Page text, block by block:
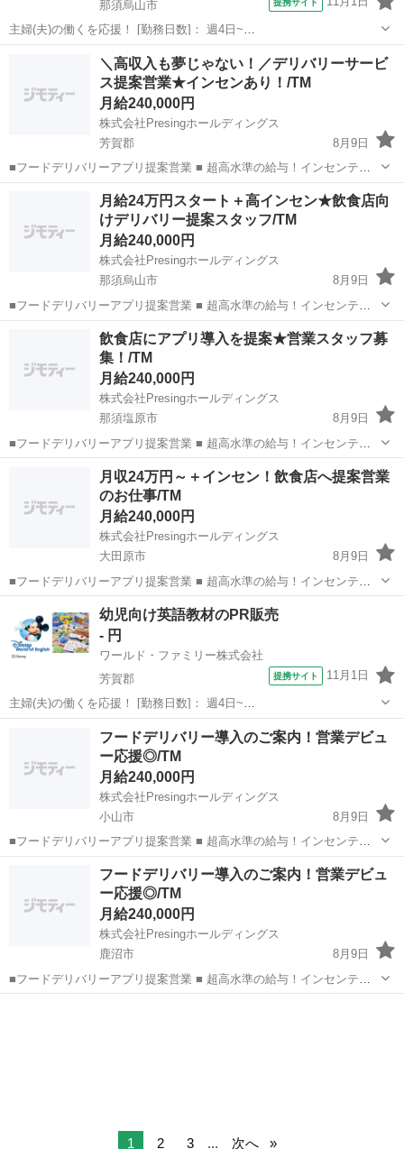
那須烏山市 提携サイト
主婦(夫)の働くを応援！ [勤務日数]： 週4日~
10:00~17:00/10:00~16:00/10:00~15:00/09:30~14:00 [勤務地・最寄
駅]： 栃木県那須烏山市 ※勤務エリア選択可 ワールド・...
那須烏山市 営業
＼高収入も夢じゃない！／デリバリーサービ
ス提案営業★インセンあり！/TM
月給240,000円
株式会社Presingホールディングス
芳賀郡
8月9日
■フードデリバリーアプリ提案営業 ■ 超高水準の給与！インセンティ
ブの上限なし！！ 営業未経験の方でも慣れてくれば1日平均1件獲得し
入を提案。 新...
営業 デリバリーサービス
月給24万円スタート＋高インセン★飲食店向
けデリバリー提案スタッフ/TM
月給240,000円
株式会社Presingホールディングス
那須烏山市
8月9日
■フードデリバリーアプリ提案営業 ■ 超高水準の給与！インセンティ
ブの上限なし！！ 営業未経験の方でも慣れてくれば1日平均1件獲得し
那須烏山市 スタッフ
飲食店にアプリ導入を提案★営業スタッフ募
集！/TM
月給240,000円
株式会社Presingホールディングス
那須塩原市
8月9日
■フードデリバリーアプリ提案営業 ■ 超高水準の給与！インセンティ
ブの上限なし！！ 営業未経験の方でも慣れてくれば1日平均1件獲得し
那須塩原市 営業 スタッフ
月収24万円～＋インセン！飲食店へ提案営業
のお仕事/TM
月給240,000円
株式会社Presingホールディングス
大田原市
8月9日
■フードデリバリーアプリ提案営業 ■ 超高水準の給与！インセンティ
ブの上限なし！！ 営業未経験の方でも慣れてくれば1日平均1件獲得し
ています！！ 地域の飲食店を訪問し、フードデリバリーサービスの導
入を提案。 新...
大田原市 営業 オンライン
幼児向け英語教材のPR販売
- 円
ワールド・ファミリー株式会社
芳賀郡
提携サイト 11月1日
主婦(夫)の働くを応援！ [勤務日数]： 週4日~
10:00~17:00/10:00~16:00/10:00~15:00/09:30~14:00 [勤務地・最寄
駅]： 栃木県芳賀郡 ※勤務エリア選択可 ワールド・ファ...
営業
フードデリバリー導入のご案内！営業デビュ
ー応援◎/TM
月給240,000円
株式会社Presingホールディングス
小山市
8月9日
■フードデリバリーアプリ提案営業 ■ 超高水準の給与！インセンティ
ブの上限なし！！ 営業未経験の方でも慣れてくれば1日平均1件獲得し
入を提案。 新...
営業 オンライン
フードデリバリー導入のご案内！営業デビュ
ー応援◎/TM
月給240,000円
株式会社Presingホールディングス
鹿沼市
8月9日
■フードデリバリーアプリ提案営業 ■ 超高水準の給与！インセンティ
ブの上限なし！！ 営業未経験の方でも慣れてくれば1日平均1件獲得し
1 2 3 ... 次へ